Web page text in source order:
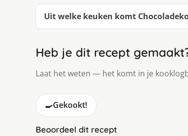
Uit welke keuken komt
Heb je dit recept
Laat het weten — het komt in je
🍳Gekookt!
Beoordeel dit recept